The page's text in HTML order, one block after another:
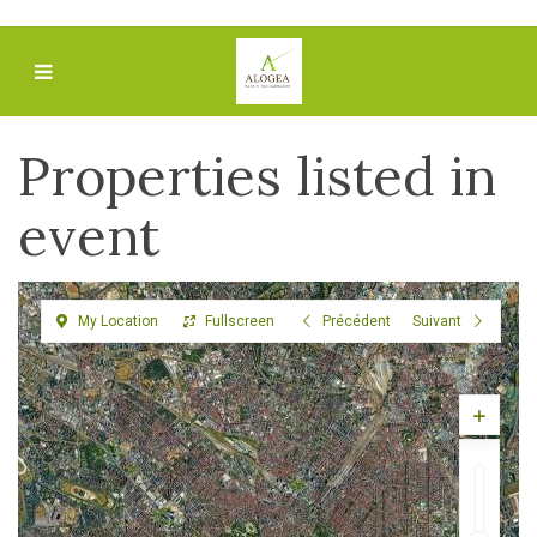
Properties listed in
event
My Location Fullscreen Précédent Suivant